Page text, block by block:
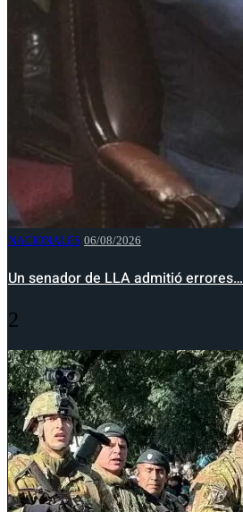
NACIONALES 06/08/2026
Un senador de LLA admitió errores…
2